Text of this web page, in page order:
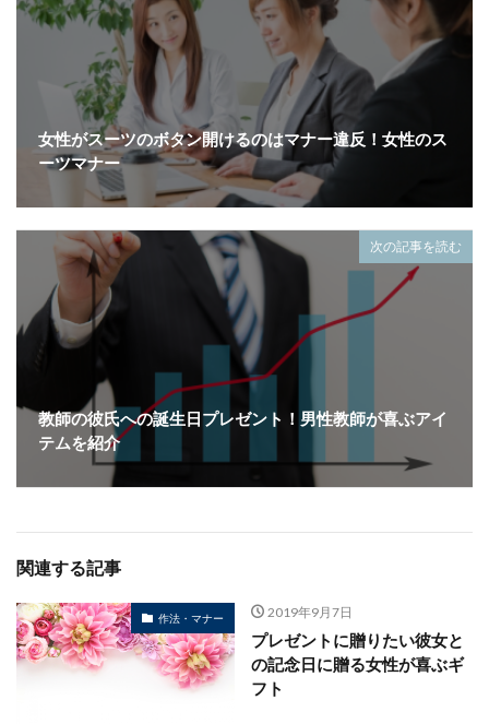
女性がスーツのボタン開けるのはマナー違反！女性のス
ーツマナー
次の記事を読む
教師の彼氏への誕生日プレゼント！男性教師が喜ぶアイ
テムを紹介
関連する記事
作法・マナー 2019年9月7日
プレゼントに贈りたい彼女と
の記念日に贈る女性が喜ぶギ
フト